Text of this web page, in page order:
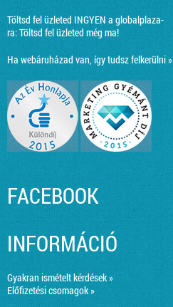
Töltsd fel üzleted INGYEN a globalplaza-
ra:Töltsd fel üzleted még ma!
Ha webáruházad van, így tudsz felkerülni »
FACEBOOK
INFORMÁCIÓ
Gyakran ismételt kérdések »
Előfizetési csomagok »